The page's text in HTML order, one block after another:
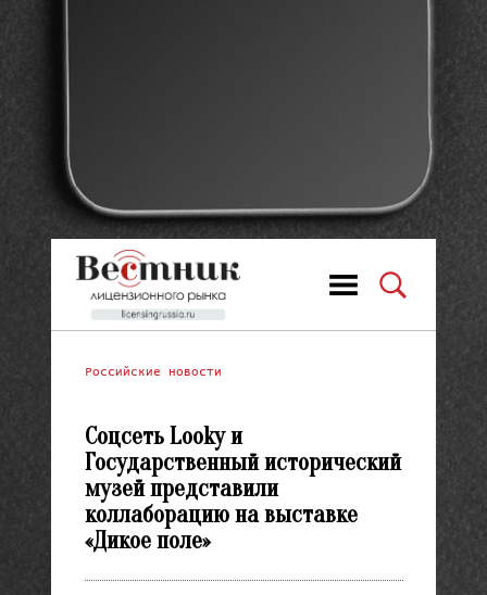
Российские новости
Соцсеть Looky и
Государственный исторический
музей представили
коллаборацию на выставке
«Дикое поле»